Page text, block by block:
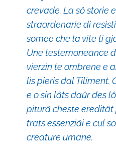
crevade. La sô storie
straordenarie di
somee che la vite ti
Une testemoneance
vierzin te ombrene e
lis pieris dal Tiliment.
e o sin lâts daûr des
piturâ cheste ereditât
trats essenziâi e cul
creature umane.